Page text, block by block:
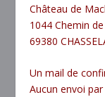
Château de
1044 Chemin
69380
Un mail de
Aucun envoi